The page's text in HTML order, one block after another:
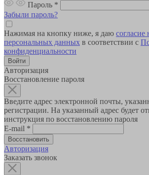
Пароль *
Забыли пароль?
Нажимая на кнопку ниже, я даю согласие
персональных данных в соответствии с
конфиденциальности
Авторизация
Восстановление пароля
Введите адрес электронной почты,
регистрации. На указанный адрес будет
инструкция по восстановлению пароля
E-mail *
Авторизация
Заказать звонок